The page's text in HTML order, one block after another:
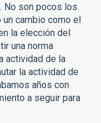
No son pocos los
cambio como el
la elección del
una norma
actividad de la
la actividad de
años con
a seguir para